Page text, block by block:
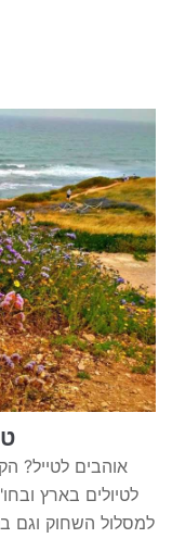
אוהבים לטייל?
לטיולים בארץ
למסלול השחוק וגם